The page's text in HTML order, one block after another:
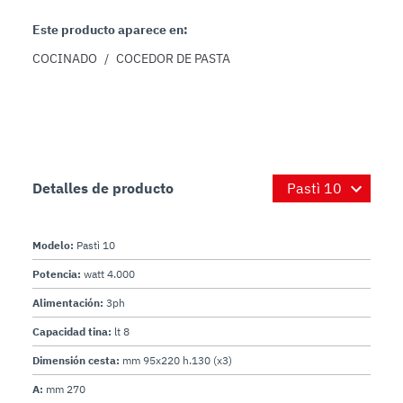
Este producto aparece en:
COCINADO / COCEDOR DE PASTA
Detalles de producto
Modelo: Pastì 10
Potencia: watt 4.000
Alimentación: 3ph
Capacidad tina: lt 8
Dimensión cesta: mm 95x220 h.130 (x3)
A: mm 270